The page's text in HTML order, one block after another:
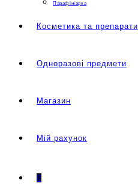
Парафініарка
Косметика та препарати
Одноразові предмети
Магазин
Мій рахунок
0